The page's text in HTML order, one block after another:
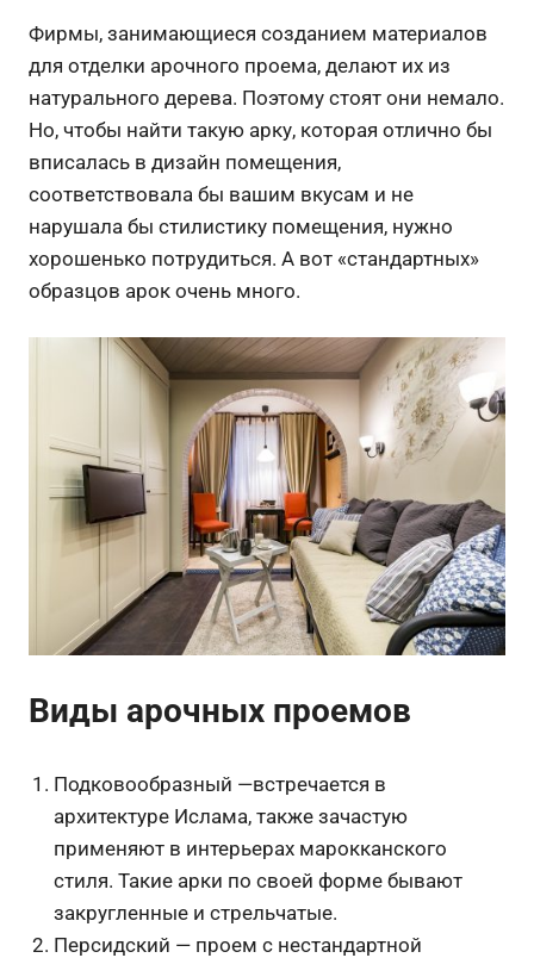
Фирмы, занимающиеся созданием материалов
для отделки арочного проема, делают их из
натурального дерева. Поэтому стоят они немало.
Но, чтобы найти такую арку, которая отлично бы
вписалась в дизайн помещения,
соответствовала бы вашим вкусам и не
нарушала бы стилистику помещения, нужно
хорошенько потрудиться. А вот «стандартных»
образцов арок очень много.
Виды арочных проемов
Подковообразный —встречается в
архитектуре Ислама, также зачастую
применяют в интерьерах марокканского
стиля. Такие арки по своей форме бывают
закругленные и стрельчатые.
Персидский — проем с нестандартной